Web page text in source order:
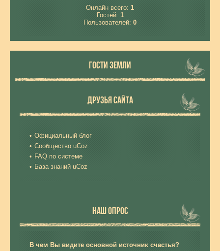
Онлайн всего: 1
Гостей: 1
Пользователей: 0
ГОСТИ ЗЕМЛИ
ДРУЗЬЯ САЙТА
Официальный блог
Сообщество uCoz
FAQ по системе
База знаний uCoz
НАШ ОПРОС
В чем Вы видите основной источник счастья?